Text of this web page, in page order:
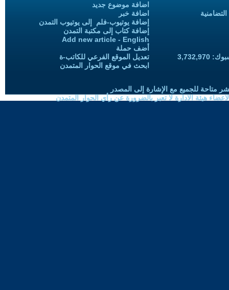
اضافة موضوع جديد
اضافة خبر
إضافة يوتيوب-فلم إلى يوتيوب التمدن
إضافة كتاب إلى مكتبة التمدن
Add new article - English
أضف حملة
تعديل الموقع الفرعي للكاتب-ة
ابحث في موقع الحوار المتمدن
متاحة للجميع مع الإشارة إلى المصدر
هيئة الادارة لا تعبر بالضرورة عن رأي الحوار المتمدن